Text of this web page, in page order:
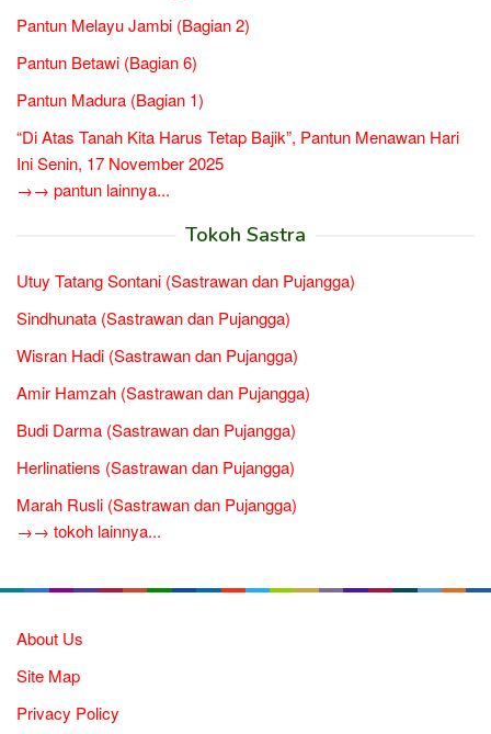
Pantun Melayu Jambi (Bagian 2)
Pantun Betawi (Bagian 6)
Pantun Madura (Bagian 1)
“Di Atas Tanah Kita Harus Tetap Bajik”, Pantun Menawan Hari
Ini Senin, 17 November 2025
→→ pantun lainnya...
Tokoh Sastra
Utuy Tatang Sontani (Sastrawan dan Pujangga)
Sindhunata (Sastrawan dan Pujangga)
Wisran Hadi (Sastrawan dan Pujangga)
Amir Hamzah (Sastrawan dan Pujangga)
Budi Darma (Sastrawan dan Pujangga)
Herlinatiens (Sastrawan dan Pujangga)
Marah Rusli (Sastrawan dan Pujangga)
→→ tokoh lainnya...
About Us
Site Map
Privacy Policy